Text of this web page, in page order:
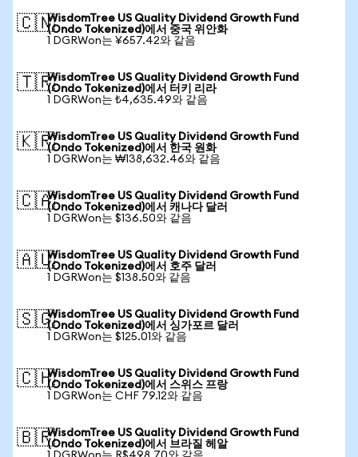
🇨🇳WisdomTree US Quality Dividend Growth Fund
(Ondo Tokenized)에서 중국 위안화
1 DGRWon는 ¥657.42와 같음
🇹🇷WisdomTree US Quality Dividend Growth Fund
(Ondo Tokenized)에서 터키 리라
1 DGRWon는 ₺4,635.49와 같음
🇰🇷WisdomTree US Quality Dividend Growth Fund
(Ondo Tokenized)에서 한국 원화
1 DGRWon는 ₩138,632.46와 같음
🇨🇦WisdomTree US Quality Dividend Growth Fund
(Ondo Tokenized)에서 캐나다 달러
1 DGRWon는 $136.50와 같음
🇦🇺WisdomTree US Quality Dividend Growth Fund
(Ondo Tokenized)에서 호주 달러
1 DGRWon는 $138.50와 같음
🇸🇬WisdomTree US Quality Dividend Growth Fund
(Ondo Tokenized)에서 싱가포르 달러
1 DGRWon는 $125.01와 같음
🇨🇭WisdomTree US Quality Dividend Growth Fund
(Ondo Tokenized)에서 스위스 프랑
1 DGRWon는 CHF 79.12와 같음
🇧🇷WisdomTree US Quality Dividend Growth Fund
(Ondo Tokenized)에서 브라질 헤알